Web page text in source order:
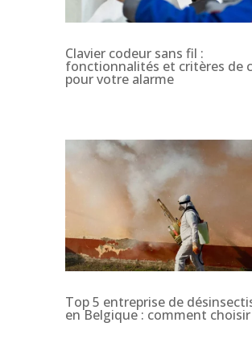
Clavier codeur sans fil :
fonctionnalités et critères de
pour votre alarme
Top 5 entreprise de
en Belgique : comment choisir